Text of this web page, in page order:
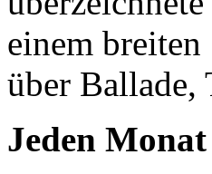
einem
über Ballade,
Jeden